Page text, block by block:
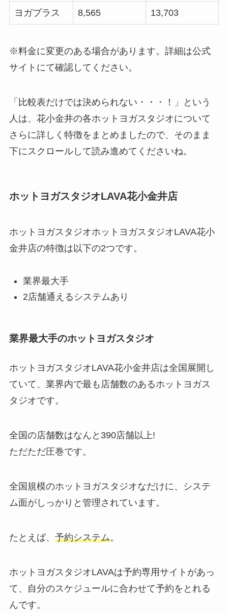
ヨガプラス 8,565 13,703
※料金に変更のある場合があります。詳細は公式
サイトにて確認してください。
「比較表だけでは決められない・・・！」という
人は、花小金井の各ホットヨガスタジオについて
さらに詳しく特徴をまとめましたので、そのまま
下にスクロールして読み進めてくださいね。
ホットヨガスタジオLAVA花小金井店
ホットヨガスタジオホットヨガスタジオLAVA花小
金井店の特徴は以下の2つです。
業界最大手
2店舗通えるシステムあり
業界最大手のホットヨガスタジオ
ホットヨガスタジオLAVA花小金井店は全国展開し
ていて、業界内で最も店舗数のあるホットヨガス
タジオです。
全国の店舗数はなんと 390店舗以上!
ただただ圧巻です。
全国規模のホットヨガスタジオなだけに、システ
ム面がしっかりと管理されています。
たとえば、 予約システム。
ホットヨガスタジオLAVAは予約専用サイトがあっ
て、自分のスケジュールに合わせて予約をとれる
んです。